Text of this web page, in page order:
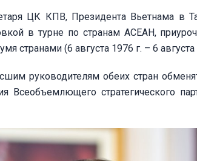
ЦК КПВ, Президента Вьетнама в
в турне по странам АСЕАН,
странами (6 августа 1976 г. – 6 августа
руководителям обеих стран
Всеобъемлющего стратегического